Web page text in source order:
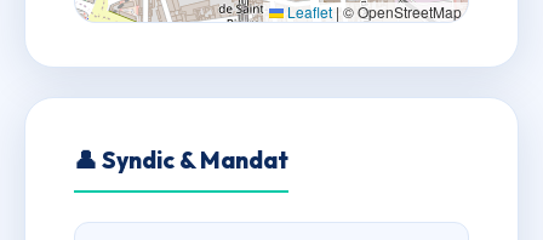
Leaflet | © OpenStreetMap
👤 Syndic & Mandat